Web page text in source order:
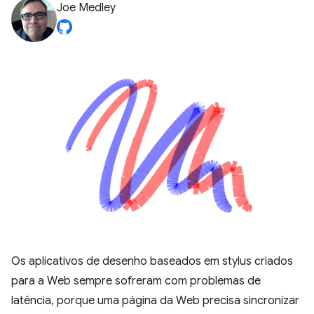
Joe Medley
Os aplicativos de desenho baseados em stylus criados
para a Web sempre sofreram com problemas de
latência, porque uma página da Web precisa sincronizar